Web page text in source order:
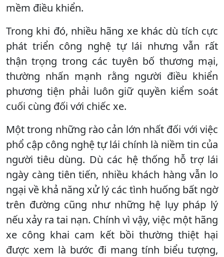
mềm điều khiển.
Trong khi đó, nhiều hãng xe khác dù tích cực
phát triển công nghệ tự lái nhưng vẫn rất
thận trọng trong các tuyên bố thương mại,
thường nhấn mạnh rằng người điều khiển
phương tiện phải luôn giữ quyền kiểm soát
cuối cùng đối với chiếc xe.
Một trong những rào cản lớn nhất đối với việc
phổ cập công nghệ tự lái chính là niềm tin của
người tiêu dùng. Dù các hệ thống hỗ trợ lái
ngày càng tiên tiến, nhiều khách hàng vẫn lo
ngại về khả năng xử lý các tình huống bất ngờ
trên đường cũng như những hệ lụy pháp lý
nếu xảy ra tai nạn. Chính vì vậy, việc một hãng
xe công khai cam kết bồi thường thiệt hại
được xem là bước đi mang tính biểu tượng,